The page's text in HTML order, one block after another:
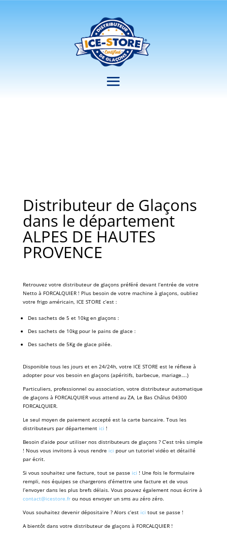
Distributeur de Glaçons
dans le département
ALPES DE HAUTES
PROVENCE
Retrouvez votre distributeur de glaçons préféré devant l’entrée de votre
Netto à FORCALQUIER ! Plus besoin de votre machine à glaçons, oubliez
votre frigo américain, ICE STORE c’est :
Des sachets de 5 et 10kg en glaçons :
Des sachets de 10kg pour le pains de glace :
Des sachets de 5Kg de glace pilée.
Disponible tous les jours et en 24/24h, votre ICE STORE est le réflexe à
adopter pour vos besoin en glaçons (apéritifs, barbecue, mariage….)
Particuliers, professionnel ou association, votre distributeur automatique
de glaçons à FORCALQUIER vous attend au ZA, Le Bas Châlus 04300
FORCALQUIER.
Le seul moyen de paiement accepté est la carte bancaire. Tous les
distributeurs par département ici !
Besoin d’aide pour utiliser nos distributeurs de glaçons ? C’est très simple
! Nous vous invitons à vous rendre ici pour un tutoriel vidéo et détaillé
par écrit.
Si vous souhaitez une facture, tout se passe ici ! Une fois le formulaire
rempli, nos équipes se chargerons d’émettre une facture et de vous
l’envoyer dans les plus brefs délais. Vous pouvez également nous écrire à
contact@icestore.frou nous envoyer un sms au zéro zéro.
Vous souhaitez devenir dépositaire ? Alors c’est ici tout se passe !
A bientôt dans votre distributeur de glaçons à FORCALQUIER !